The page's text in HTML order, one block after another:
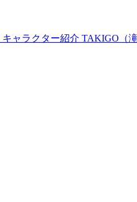
キャラクター紹介 TAKIGO（